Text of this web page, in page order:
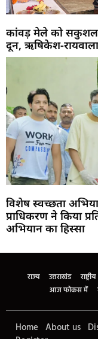
कांवड़ मेले को सकुशल
दून, ऋषिकेश-
विशेष स्वच्छता
प्राधिकरण ने किया
अभियान का हिस्सा
राज्य उत्तराखंड राष्ट्रीय
आज फोकस में
Home About us